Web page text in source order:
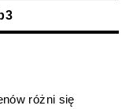
różni się